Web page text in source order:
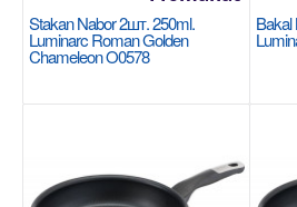
LUMINARC
Кружка Luminarc Фитнес
Availability
Stakan Nabor 2шт. 250ml.
Luminarc Roman Golden
Chameleon O0578